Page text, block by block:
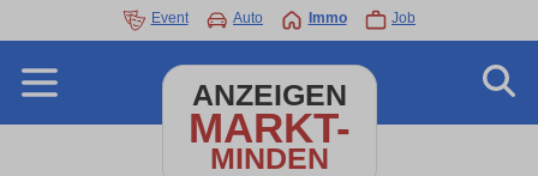
Event Auto Immo Job
ANZEIGEN
MARKT-
MINDEN